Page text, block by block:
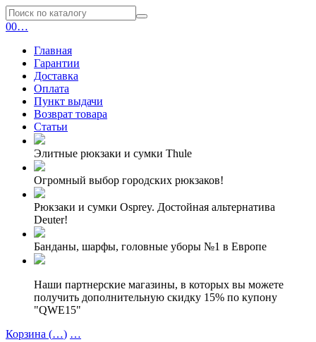
00…
Главная
Гарантии
Доставка
Оплата
Пункт выдачи
Возврат товара
Статьи
Элитные рюкзаки и сумки Thule
Огромный выбор городских рюкзаков!
Рюкзаки и сумки Osprey. Достойная альтернатива
Deuter!
Банданы, шарфы, головные уборы №1 в Европе
Наши партнерские магазины, в которых вы можете
получить дополнительную скидку 15% по купону
"QWE15"
Корзина (…) …